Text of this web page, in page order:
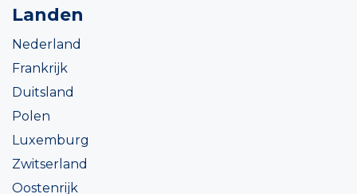
Landen
Nederland
Frankrijk
Duitsland
Polen
Luxemburg
Zwitserland
Oostenrijk